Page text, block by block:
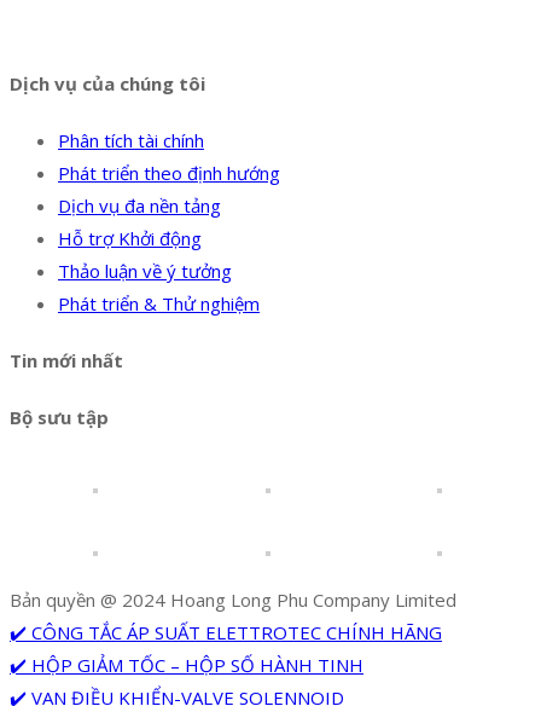
Dịch vụ của chúng tôi
Phân tích tài chính
Phát triển theo định hướng
Dịch vụ đa nền tảng
Hỗ trợ Khởi động
Thảo luận về ý tưởng
Phát triển & Thử nghiệm
Tin mới nhất
Bộ sưu tập
Bản quyền @ 2024 Hoang Long Phu Company Limited
✔️ CÔNG TẮC ÁP SUẤT ELETTROTEC CHÍNH HÃNG
✔️ HỘP GIẢM TỐC – HỘP SỐ HÀNH TINH
✔️ VAN ĐIỀU KHIỂN-VALVE SOLENNOID